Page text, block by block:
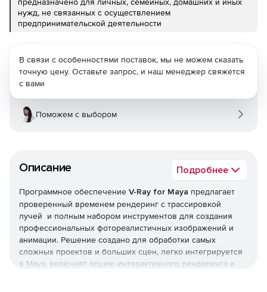
нужд, не связанных с осуществлением
предпринимательской деятельности
Описание Подробнее
Программное обеспечение V-Ray for Maya предлагает
проверенный временем рендеринг с трассировкой
лучей и полным набором инструментов для создания
профессиональных фотореалистичных изображений и
анимации. Решение создано для обработки самых
сложных проектов и больших сцен, легко интегрируется
в Maya, включает опцию интерактивного рендеринга и
В связи с особенностями поставок, мы не можем сказать
точную цену. Оставьте запрос, и наш менеджер свяжется
с вами
Поможем с выбором